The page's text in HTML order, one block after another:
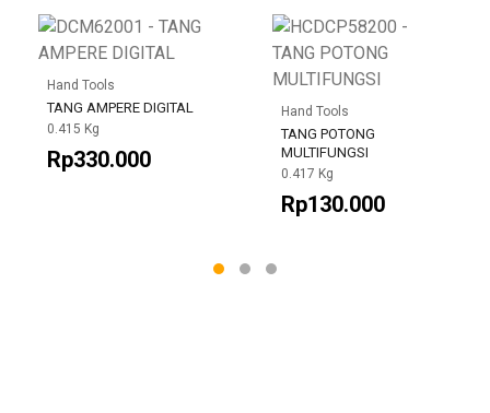
Hand Tools
TANG AMPERE DIGITAL
0.415 Kg
Rp330.000
Hand Tools
TANG POTONG
MULTIFUNGSI
0.417 Kg
Rp130.000